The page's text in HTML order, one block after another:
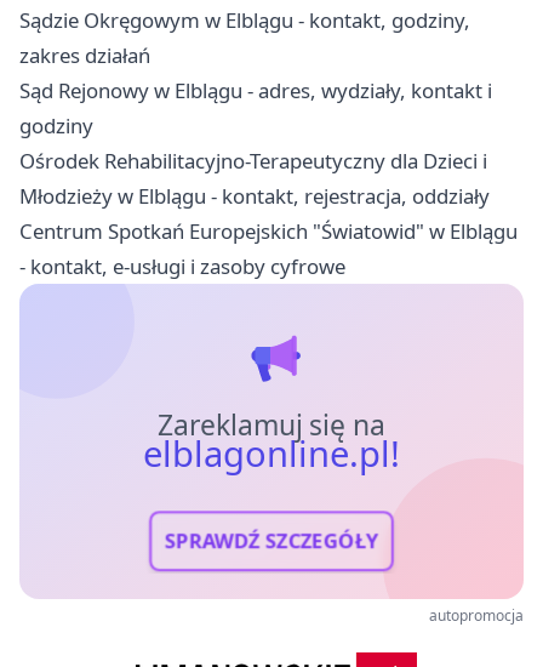
Sądzie Okręgowym w Elblągu - kontakt, godziny,
zakres działań
Sąd Rejonowy w Elblągu - adres, wydziały, kontakt i
godziny
Ośrodek Rehabilitacyjno-Terapeutyczny dla Dzieci i
Młodzieży w Elblągu - kontakt, rejestracja, oddziały
Centrum Spotkań Europejskich "Światowid" w Elblągu
- kontakt, e-usługi i zasoby cyfrowe
Zareklamuj się na
elblagonline.pl!
SPRAWDŹ SZCZEGÓŁY
autopromocja